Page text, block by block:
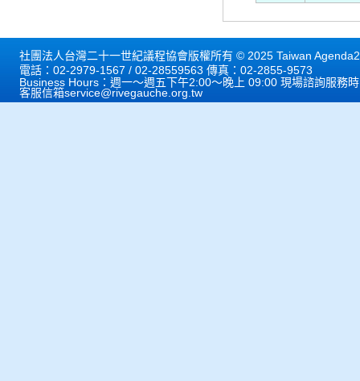
社團法人台灣二十一世紀議程協會版權所有 © 2025 Taiwan
電話：02-2979-1567 / 02-28559563 傳真：02-2855-9573
Business Hours：週一～週五下午2:00～晚上 09:00 現場諮詢服務
客服信箱service@rivegauche.org.tw